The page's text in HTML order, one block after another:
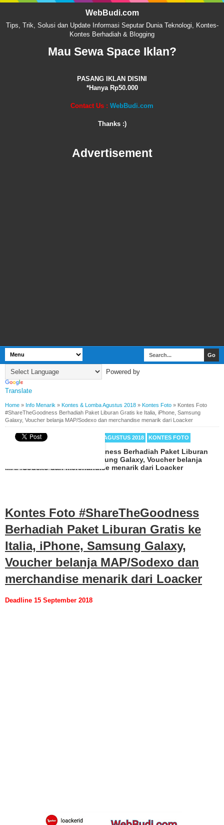
WebBudi.com
Tips, Trik, Solusi dan Update Informasi Seputar Dunia Teknologi, Kontes-
Kontes Berhadiah & Blogging
Mau Sewa Space Iklan?
PASANG IKLAN DISINI
*Hanya Rp50.000
Contact Us : WebBudi.com
Thanks :)
Advertisement
Powered by
Translate
Home » Info Menarik » Kontes & Lomba Agustus 2018 » Kontes Foto » Kontes Foto
#ShareTheGoodness Berhadiah Paket Liburan Gratis ke Italia, iPhone, Samsung
Galaxy, Voucher belanja MAP/Sodexo dan merchandise menarik dari Loacker
INFO MENARIK KONTES & LOMBA AGUSTUS 2018 KONTES FOTO
Kontes Foto #ShareTheGoodness Berhadiah Paket Liburan
Gratis ke Italia, iPhone, Samsung Galaxy, Voucher belanja
MAP/Sodexo dan merchandise menarik dari Loacker
Kontes Foto #ShareTheGoodness
Berhadiah Paket Liburan Gratis ke
Italia, iPhone, Samsung Galaxy,
Voucher belanja MAP/Sodexo dan
merchandise menarik dari Loacker
Deadline 15 September 2018